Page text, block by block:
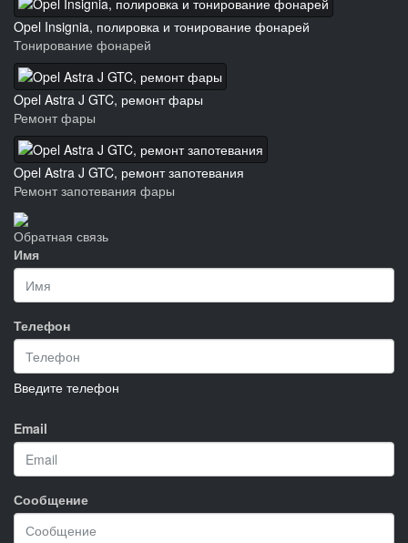
Opel Insignia, полировка и тонирование фонарей
Тонирование фонарей
Opel Astra J GTC, ремонт фары
Ремонт фары
Opel Astra J GTC, ремонт запотевания
Ремонт запотевания фары
Обратная связь
Имя
Телефон
Введите телефон
Email
Сообщение